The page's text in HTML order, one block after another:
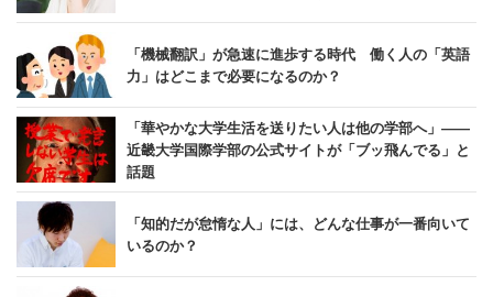
「機械翻訳」が急速に進歩する時代 働く人の「英語
力」はどこまで必要になるのか？
「華やかな大学生活を送りたい人は他の学部へ」――
近畿大学国際学部の公式サイトが「ブッ飛んでる」と
話題
「知的だが怠惰な人」には、どんな仕事が一番向いて
いるのか？